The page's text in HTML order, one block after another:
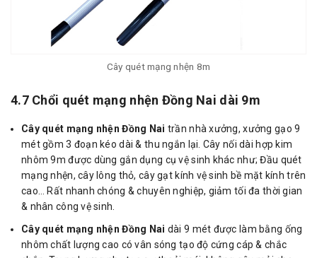
Cây quét mạng nhện 8m
4.7 Chổi quét mạng nhện Đồng Nai dài 9m
Cây quét mạng nhện Đồng Nai trần nhà xưởng, xưởng gạo 9
mét gồm 3 đoạn kéo dài & thu ngắn lại. Cây nối dài hợp kim
nhôm 9m được dùng gắn dụng cụ vệ sinh khác như; Đầu quét
mạng nhện, cây lông thỏ, cây gạt kính vệ sinh bề mặt kính trên
cao… Rất nhanh chóng & chuyên nghiệp, giảm tối đa thời gian
& nhân công vệ sinh.
Cây quét mạng nhện Đồng Nai dài 9 mét được làm bằng ống
nhôm chất lượng cao có vân sóng tạo độ cứng cáp & chắc